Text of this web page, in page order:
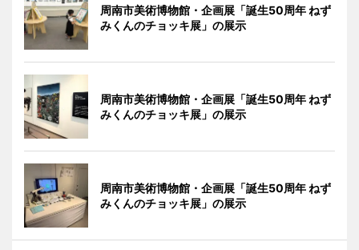
周南市美術博物館・企画展「誕生50周年 ねず
みくんのチョッキ展」の展示
周南市美術博物館・企画展「誕生50周年 ねず
みくんのチョッキ展」の展示
周南市美術博物館・企画展「誕生50周年 ねず
みくんのチョッキ展」の展示